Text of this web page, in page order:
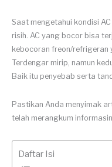
Saat mengetahui kondisi
risih. AC yang bocor bisa
kebocoran freon/refrigeran
Terdengar mirip, namun
Baik itu penyebab serta
Pastikan Anda menyimak
telah merangkum
Daftar Isi